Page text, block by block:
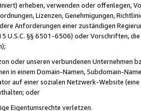
erheben, verwenden oder offenlegen,
Lizenzen, Genehmigungen,
Anforderungen einer zuständigen
U.S.C. §§ 6501-6506) oder Vorschriften,
oder unseren verbundenen Unternehmen
in einem Domain-Namen, Subdomain-
auf einer sozialen Netzwerk-Website
oder
Eigentumsrechte verletzen.